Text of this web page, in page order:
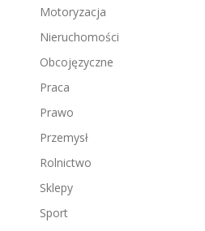
Motoryzacja
Nieruchomości
Obcojęzyczne
Praca
Prawo
Przemysł
Rolnictwo
Sklepy
Sport